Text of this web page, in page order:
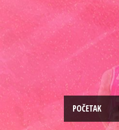
PОČETAK